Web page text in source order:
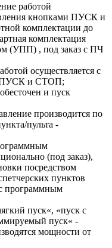
работой
кнопками ПУСК и
комплектации до
комплектация
(УПП) , под заказ с ПЧ
осуществляется с
ПУСК и СТОП;
и пуск
производится по
пульта -
(под заказ),
посредством
пунктов
программным
пуск«, «пуск с
пуск« -
мощности от